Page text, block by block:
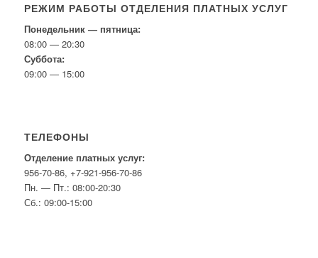
РЕЖИМ РАБОТЫ ОТДЕЛЕНИЯ ПЛАТНЫХ УСЛУГ
Понедельник — пятница:
08:00 — 20:30
Суббота:
09:00 — 15:00
ТЕЛЕФОНЫ
Отделение платных услуг:
956-70-86, +7-921-956-70-86
Пн. — Пт.: 08:00-20:30
Сб.: 09:00-15:00